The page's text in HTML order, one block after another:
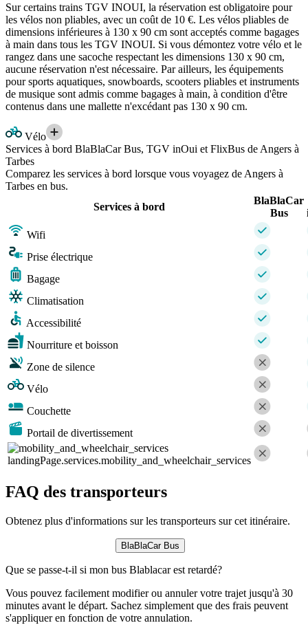
Sur certains trains TGV INOUI, la réservation est obligatoire pour
les vélos non pliables, avec un coût de 10 €. Les vélos pliables de
dimensions inférieures à 130 x 90 cm sont acceptés comme bagages
à main dans tous les TGV INOUI. Si vous démontez votre vélo et le
rangez dans une sacoche respectant les dimensions 130 x 90 cm,
aucune réservation n'est nécessaire. Par ailleurs, les équipements
pour sports aquatiques, snowboards, scooters pliables et instruments
de musique sont admis comme bagages à main, à condition d'être
contenus dans une mallette n'excédant pas 130 x 90 cm.
Vélo
Services à bord BlaBlaCar Bus, TGV inOui et FlixBus de Angers à
Tarbes
Comparez les services à bord lorsque vous voyagez de Angers à
Tarbes en bus.
Services à bord
BlaBlaCar
Bus
Wifi
Prise électrique
Bagage
Climatisation
Accessibilité
Nourriture et boisson
Zone de silence
Vélo
Couchette
Portail de divertissement
landingPage.services.mobility_and_wheelchair_services
FAQ des transporteurs
Obtenez plus d'informations sur les transporteurs sur cet itinéraire.
BlaBlaCar Bus
Que se passe-t-il si mon bus Blablacar est retardé?
Vous pouvez facilement modifier ou annuler votre trajet jusqu'à 30
minutes avant le départ. Sachez simplement que des frais peuvent
s'appliquer en fonction de votre annulation.